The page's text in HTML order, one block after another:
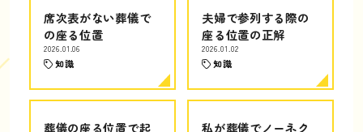
席次表がない葬儀で
の座る位置
2026.01.06
知識
夫婦で参列する際の
座る位置の正解
2026.01.02
知識
葬儀の座る位置で起
私が葬儀でノーネク